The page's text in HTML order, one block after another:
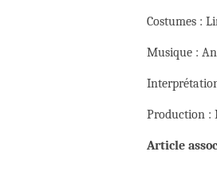
Costumes :
Musique :
Production :
Article